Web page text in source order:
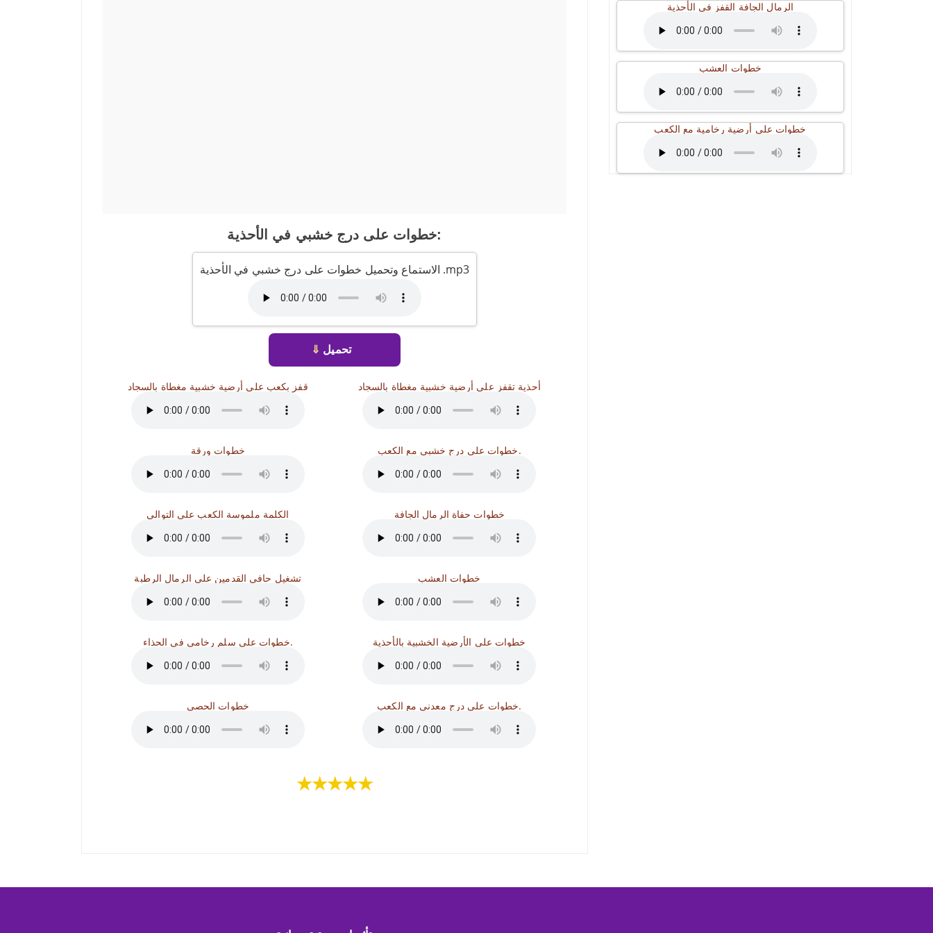
خطوات على درج خشبي في الأحذية:
الاستماع وتحميل خطوات على درج خشبي في الأحذية .mp3
⇓ تحميل
قفز بكعب على أرضية خشبية مغطاة بالسجاد
خطوات ورقة
الكلمة ملموسة الكعب على التوالي
تشغيل حافي القدمين على الرمال الرطبة
خطوات على سلم رخامي في الحذاء.
خطوات الحصى
أحذية تقفز على أرضية خشبية مغطاة بالسجاد
خطوات على درج خشبي مع الكعب.
خطوات حفاة الرمال الجافة
خطوات العشب
خطوات على الأرضية الخشبية بالأحذية
خطوات على درج معدني مع الكعب.
★★★★★
الرمال الجافة القفز في الأحذية
خطوات العشب
خطوات على أرضية رخامية مع الكعب